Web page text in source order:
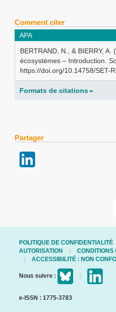
Comment citer
APA
BERTRAND, N., & BIERRY,
écosystèmes – Introduction.
https://doi.org/10.14758/SET-
Formats de citations
Partager
POLITIQUE DE CONFIDENTIALITÉ
AUTORISATION
CONDITIONS
ACCESSIBILITÉ : NON
Nous suivre :
e-ISSN : 1775-3783